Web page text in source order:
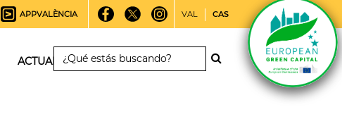
APPVALÈNCIA VAL CAS
ACTUALIDAD